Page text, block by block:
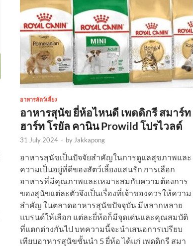
อาหารสัตว์เลี้ยง
อาหารสุนัข ยี่ห้อไหนดี เพดดิกรี สมาร์ท
ฮาร์ท โรยัล คานิน Prowild โปรไวลด์
31 July 2024 - by Jakkapong
อาหารสุนัขเป็นปัจจัยสำคัญในการดูแลสุขภาพและ
ความเป็นอยู่ที่ดีของสัตว์เลี้ยงแสนรัก การเลือก
อาหารที่มีคุณภาพและเหมาะสมกับความต้องการ
ของสุนัขแต่ละตัวจึงเป็นเรื่องที่เจ้าของควรให้ความ
สำคัญ ในตลาดอาหารสุนัขปัจจุบัน มีหลากหลาย
แบรนด์ให้เลือก แต่ละยี่ห้อก็มีจุดเด่นและคุณสมบัติ
ที่แตกต่างกันไป บทความนี้จะนำเสนอการเปรียบ
เทียบอาหารสุนัขชั้นนำ 5 ยี่ห้อ ได้แก่ เพดดิกรี สมา